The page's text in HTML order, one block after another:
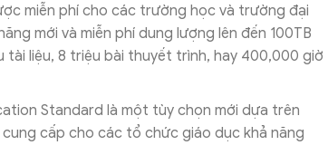
miễn phí cho các trường học và trường đại
mới và miễn phí dung lượng lên đến 100TB
tài liệu, 8 triệu bài thuyết trình, hay 400,000 giờ
Standard là một tùy chọn mới dựa trên
cấp cho các tổ chức giáo dục khả năng